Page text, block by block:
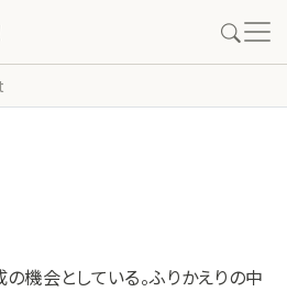
の機会としている。ふりかえりの中